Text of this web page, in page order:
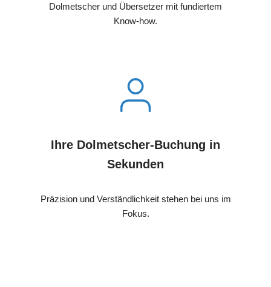
Dolmetscher und Übersetzer mit fundiertem
Know-how.
Ihre Dolmetscher-Buchung in
Sekunden
Präzision und Verständlichkeit stehen bei uns im
Fokus.